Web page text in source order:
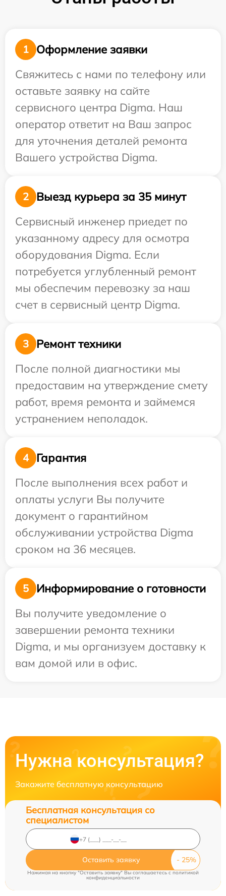
1
Оформление заявки
Свяжитесь с нами по телефону или
оставьте заявку на сайте
сервисного центра Digma. Наш
оператор ответит на Ваш запрос
для уточнения деталей ремонта
Вашего устройства Digma.
2
Выезд курьера за 35 минут
Сервисный инженер приедет по
указанному адресу для осмотра
оборудования Digma. Если
потребуется углубленный ремонт
мы обеспечим перевозку за наш
счет в сервисный центр Digma.
3
Ремонт техники
После полной диагностики мы
предоставим на утверждение смету
работ, время ремонта и займемся
устранением неполадок.
4
Гарантия
После выполнения всех работ и
оплаты услуги Вы получите
документ о гарантийном
обслуживании устройства Digma
сроком на 36 месяцев.
5
Информирование о готовности
Вы получите уведомление о
завершении ремонта техники
Digma, и мы организуем доставку к
вам домой или в офис.
Нужна консультация?
Закажите бесплатную консультацию
Бесплатная консультация со
специалистом
Оставить заявку
Нажимая на кнопку "Оставить заявку" Вы соглашаетесь c политикой
конфиденциальности